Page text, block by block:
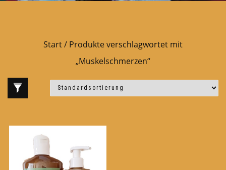
Start/ Produkte verschlagwortet mit
„Muskelschmerzen“